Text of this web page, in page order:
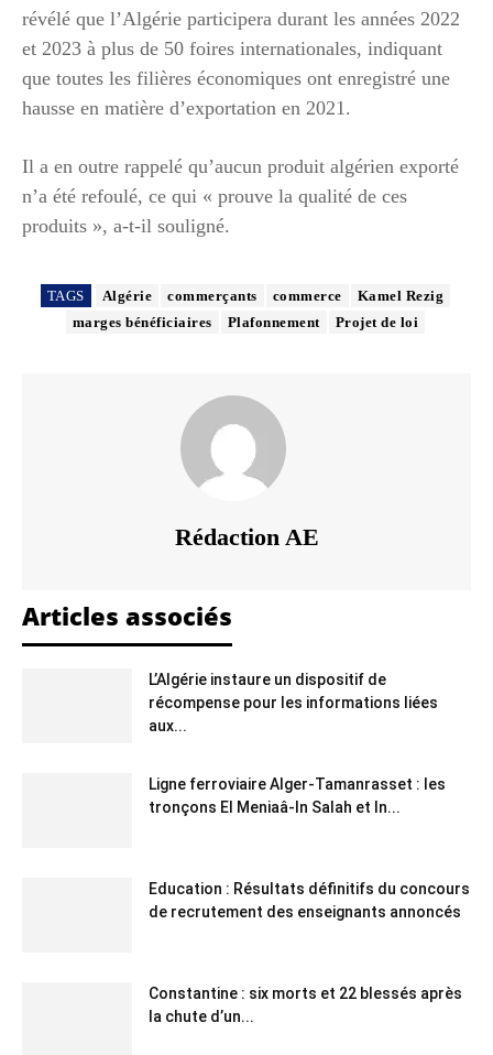
révélé que l’Algérie participera durant les années 2022
et 2023 à plus de 50 foires internationales, indiquant
que toutes les filières économiques ont enregistré une
hausse en matière d’exportation en 2021.
Il a en outre rappelé qu’aucun produit algérien exporté
n’a été refoulé, ce qui « prouve la qualité de ces
produits », a-t-il souligné.
TAGS Algérie commerçants commerce
Kamel Rezig
marges bénéficiaires
Plafonnement Projet de loi
Rédaction AE
Articles associés
L’Algérie instaure un dispositif de
récompense pour les informations liées
aux...
Ligne ferroviaire Alger-Tamanrasset : les
tronçons El Meniaâ-In Salah et In...
Education : Résultats définitifs du concours
de recrutement des enseignants annoncés
Constantine : six morts et 22 blessés après
la chute d’un...